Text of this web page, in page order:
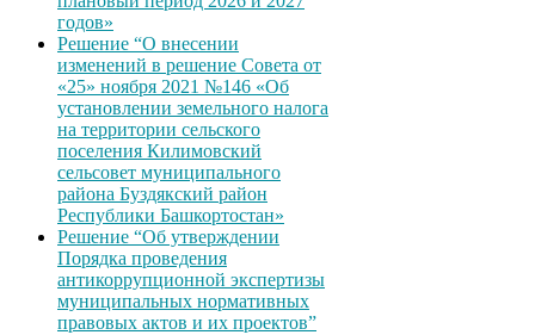
годов»
Решение “О внесении
изменений в решение Совета от
«25» ноября 2021 №146 «Об
установлении земельного налога
на территории сельского
поселения Килимовский
сельсовет муниципального
района Буздякский район
Республики Башкортостан»
Решение “Об утверждении
Порядка проведения
антикоррупционной экспертизы
муниципальных нормативных
правовых актов и их проектов”